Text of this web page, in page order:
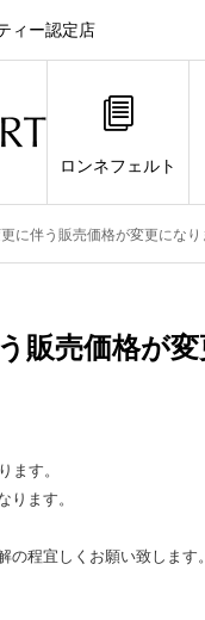
ィー認定店
ロンネフェルト
に伴う販売価格が変更になり
販売価格が変
ます。
ります。
の程宜しくお願い致します。